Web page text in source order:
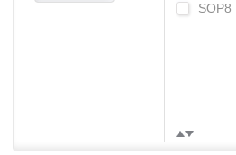
SOP8